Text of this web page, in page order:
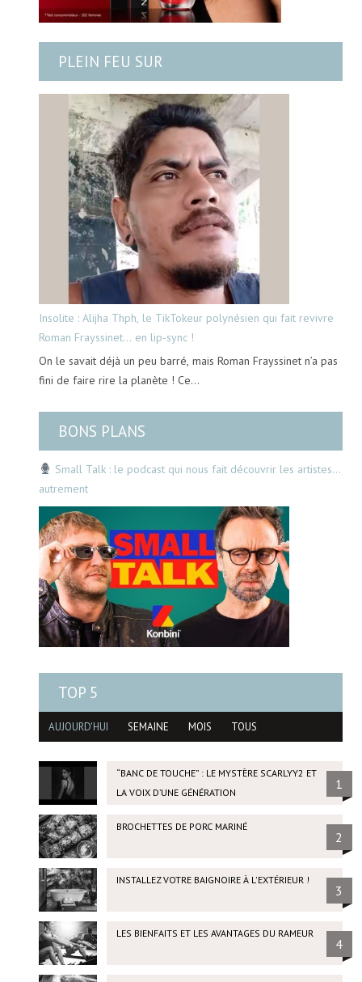
PLEIN FEU SUR
Insolite : Alijha Thph, le TikTokeur polynésien qui fait revivre
Roman Frayssinet… en lip-sync !
On le savait déjà un peu barré, mais Roman Frayssinet n’a pas
fini de faire rire la planète ! Ce…
BONS PLANS
Small Talk : le podcast qui nous fait découvrir les artistes…
autrement
TOP 5
AUJOURD'HUI SEMAINE MOIS TOUS
“BANC DE TOUCHE” : LE MYSTÈRE SCARLYY2 ET
LA VOIX D’UNE GÉNÉRATION
1
BROCHETTES DE PORC MARINÉ
2
INSTALLEZ VOTRE BAIGNOIRE À L'EXTÉRIEUR !
3
LES BIENFAITS ET LES AVANTAGES DU RAMEUR
4